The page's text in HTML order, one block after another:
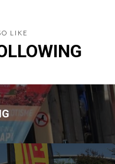
LIKE